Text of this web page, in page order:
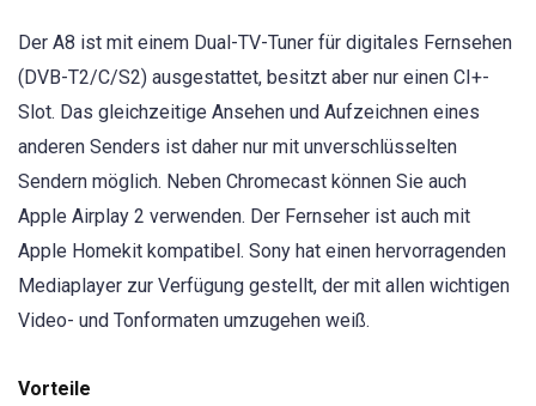
Der A8 ist mit einem Dual-TV-Tuner für digitales Fernsehen
(DVB-T2/C/S2) ausgestattet, besitzt aber nur einen CI+-
Slot. Das gleichzeitige Ansehen und Aufzeichnen eines
anderen Senders ist daher nur mit unverschlüsselten
Sendern möglich. Neben Chromecast können Sie auch
Apple Airplay 2 verwenden. Der Fernseher ist auch mit
Apple Homekit kompatibel. Sony hat einen hervorragenden
Mediaplayer zur Verfügung gestellt, der mit allen wichtigen
Video- und Tonformaten umzugehen weiß.
Vorteile